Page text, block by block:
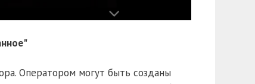
Оператором могут быть созданы